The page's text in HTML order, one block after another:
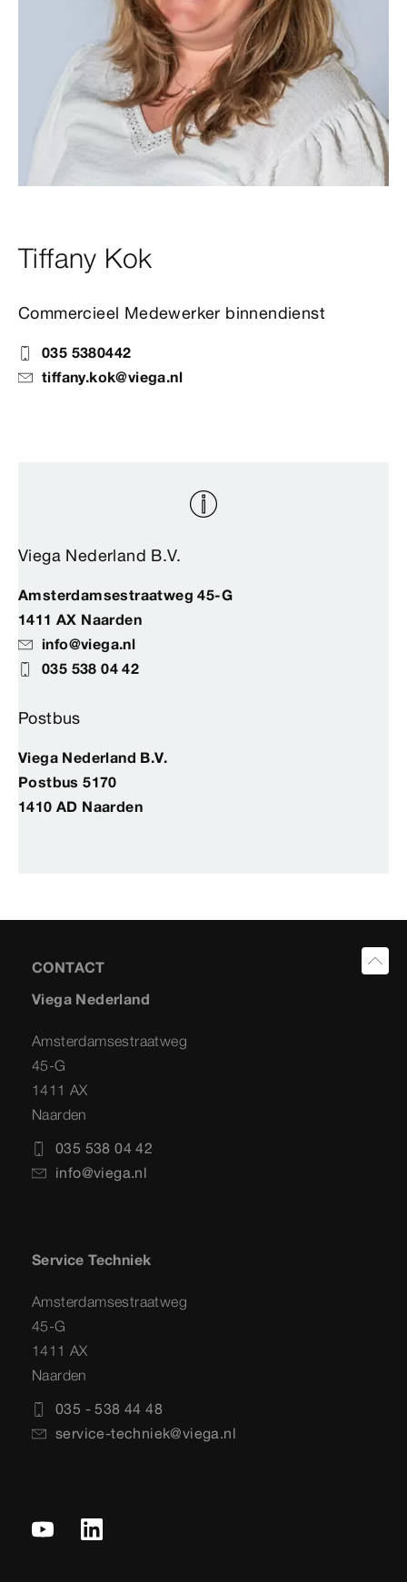
Tiffany Kok
Commercieel Medewerker binnendienst
035 5380442
tiffany.kok@viega.nl
Viega Nederland B.V.
Amsterdamsestraatweg 45-G
1411 AX Naarden
info@viega.nl
035 538 04 42
Postbus
Viega Nederland B.V.
Postbus 5170
1410 AD Naarden
CONTACT
Viega Nederland
Amsterdamsestraatweg
45-G
1411 AX
Naarden
035 538 04 42
info@viega.nl
Service Techniek
Amsterdamsestraatweg
45-G
1411 AX
Naarden
035 - 538 44 48
service-techniek@viega.nl